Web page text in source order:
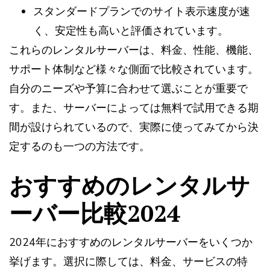
スタンダードプランでのサイト表示速度が速
く、安定性も高いと評価されています​​。
これらのレンタルサーバーは、料金、性能、機能、
サポート体制など様々な側面で比較されています。
自分のニーズや予算に合わせて選ぶことが重要で
す。また、サーバーによっては無料で試用できる期
間が設けられているので、実際に使ってみてから決
定するのも一つの方法です。
おすすめのレンタルサ
ーバー比較2024
2024年におすすめのレンタルサーバーをいくつか
挙げます。選択に際しては、料金、サービスの特